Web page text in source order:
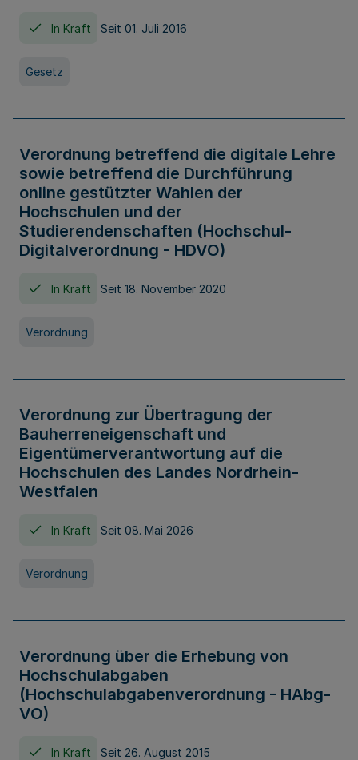
In Kraft Seit 01. Juli 2016
Gesetz
Verordnung betreffend die digitale Lehre
sowie betreffend die Durchführung
online gestützter Wahlen der
Hochschulen und der
Studierendenschaften (Hochschul-
Digitalverordnung - HDVO)
In Kraft Seit 18. November 2020
Verordnung
Verordnung zur Übertragung der
Bauherreneigenschaft und
Eigentümerverantwortung auf die
Hochschulen des Landes Nordrhein-
Westfalen
In Kraft Seit 08. Mai 2026
Verordnung
Verordnung über die Erhebung von
Hochschulabgaben
(Hochschulabgabenverordnung - HAbg-
VO)
In Kraft Seit 26. August 2015